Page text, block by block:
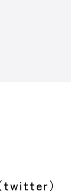
twitter）